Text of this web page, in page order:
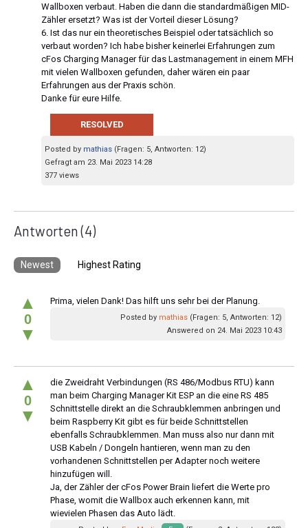
Wallboxen verbaut. Haben die dann die standardmäßigen MID-
Zähler ersetzt? Was ist der Vorteil dieser Lösung?
6. Ist das nur ein theoretisches Beispiel oder tatsächlich so
verbaut worden? Ich habe bisher keinerlei Erfahrungen zum
cFos Charging Manager für das Lastmanagement in einem MFH
mit vielen Wallboxen gefunden, daher wären ein paar
Erfahrungen aus der Praxis schön.
Danke für eure Hilfe.
RESOLVED
Posted by mathias (Fragen: 5, Antworten: 12)
Gefragt am 23. Mai 2023 14:28
377 views
Antworten(4)
Newest Highest Rating
▲
0
▼
Prima, vielen Dank! Das hilft uns sehr bei der Planung.
Posted by mathias (Fragen: 5, Antworten: 12)
Answered on 24. Mai 2023 10:43
▲
0
▼
die Zweidraht Verbindungen (RS 486/Modbus RTU) kann
man beim Charging Manager Kit ESP an die eine RS 485
Schnittstelle direkt an die Schraubklemmen anbringen und
beim Raspberry Kit gibt es für beide Schnittstellen
ebenfalls Schraubklemmen. Man muss also nur dann mit
USB Kabeln / Dongeln hantieren, wenn man zu den
vorhandenen Schnittstellen per Adapter noch weitere
hinzufügen will.
Ja, der Zähler der cFos Power Brain liefert die Werte pro
Phase, womit die Wallbox auch erkennen kann, mit
wievielen Phasen das Auto lädt.